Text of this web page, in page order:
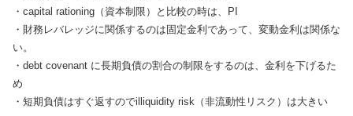
・capital rationing（資本制限）と比較の時は、PI
・財務レバレッジに関係するのは固定金利であって、変動金利は関係な
い。
・debt covenant に長期負債の割合の制限をするのは、金利を下げるた
め
・短期負債はすぐ返すのでilliquidity risk（非流動性リスク）は大きい